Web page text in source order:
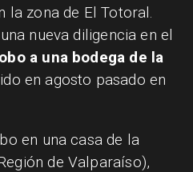
la zona de El Totoral.
nueva diligencia en el
a una bodega de la
en agosto pasado en
en una casa de la
de Valparaíso),